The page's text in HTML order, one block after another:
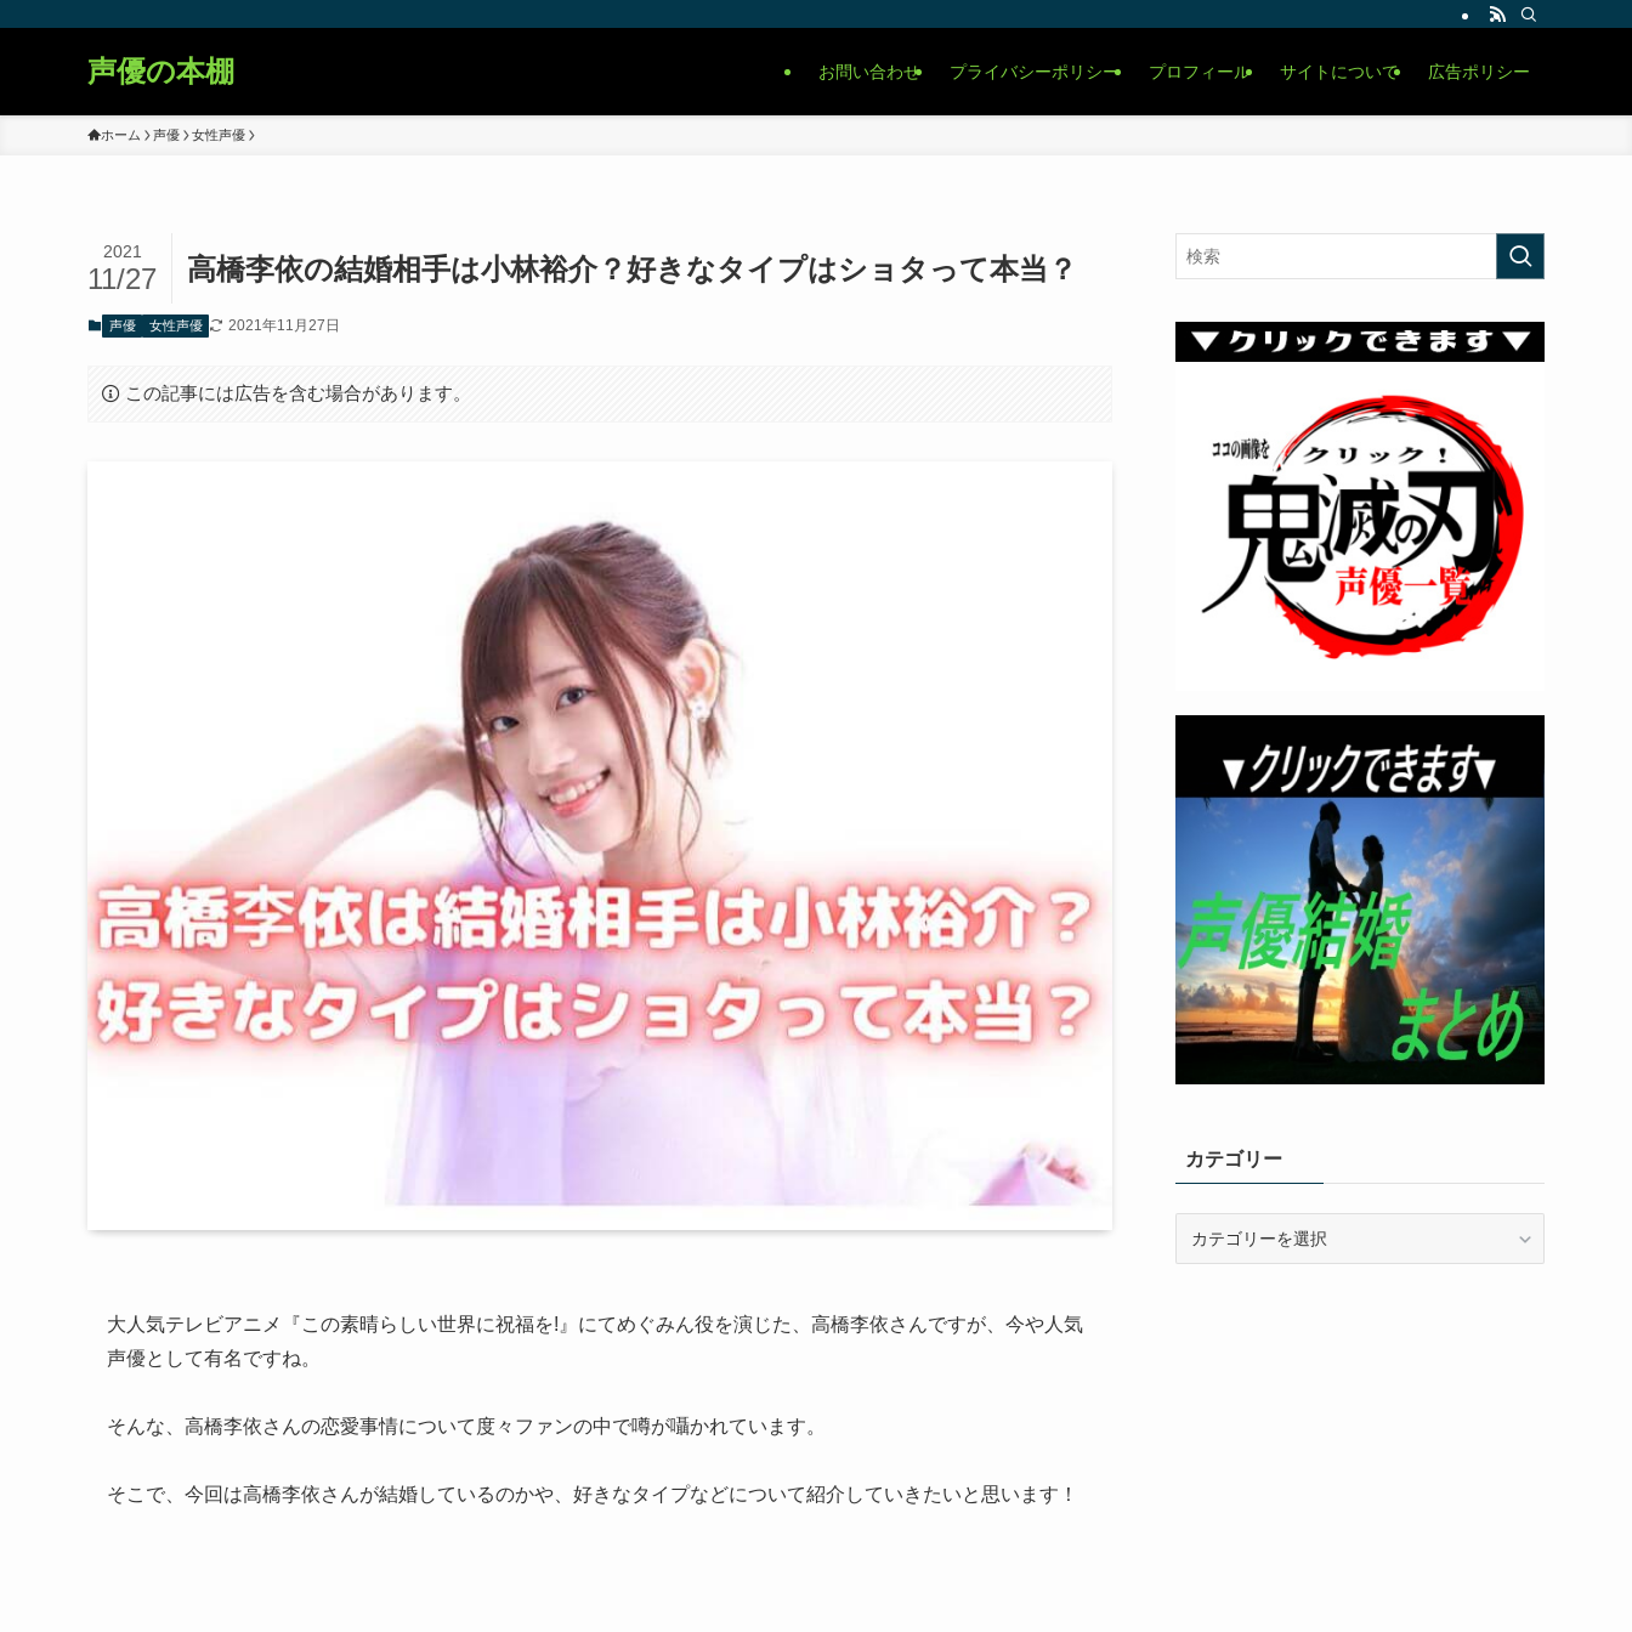
声優の本棚 お問い合わせ プライバシーポリシー プロフィール サイトについて 広告ポリシー
ホーム 声優 女性声優
高橋李依の結婚相手は小林裕介？好きなタイプはショタって本当？
2021
11/27
声優 女性声優 2021年11月27日
この記事には広告を含む場合があります。
大人気テレビアニメ『この素晴らしい世界に祝福を!』にてめぐみん役を演じた、高橋李依さんですが、今や人気
声優として有名ですね。
そんな、高橋李依さんの恋愛事情について度々ファンの中で噂が囁かれています。
そこで、今回は高橋李依さんが結婚しているのかや、好きなタイプなどについて紹介していきたいと思います！
カテゴリー